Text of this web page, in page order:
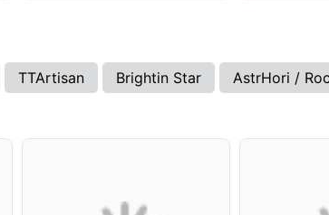
TTArtisan Brightin Star AstrHori /